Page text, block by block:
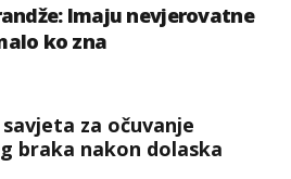
Imaju nevjerovatne
ko zna
za očuvanje
braka nakon dolaska